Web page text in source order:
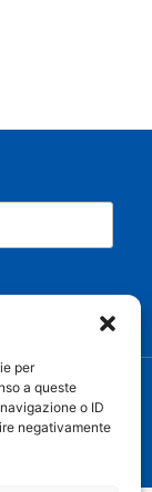
per
a queste
o ID
negativamente
SEO